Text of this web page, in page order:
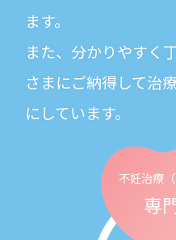
ます。
また、分かりやすく
さまにご納得して治
にしています。
不妊治療
専